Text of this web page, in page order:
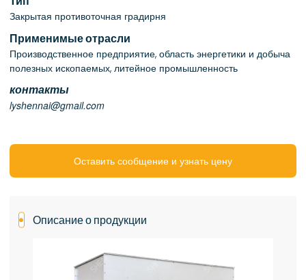
Закрытая противоточная градирня
Применимые отрасли
Производственное предприятие, область энергетики и добыча
полезных ископаемых, литейное промышленность
контакты
lyshennai@gmail.com
Оставить сообщение и узнать цену
Описание о продукции